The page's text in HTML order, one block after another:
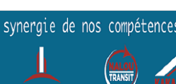
relatif à la délivrance de la fiche de procuration
des membres des Commissions Administratives de
à une prestation de serment et à une